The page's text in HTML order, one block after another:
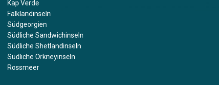
Kap Verde
Falklandinseln
Südgeorgien
Südliche Sandwichinseln
Südliche Shetlandinseln
Südliche Orkneyinseln
Rossmeer